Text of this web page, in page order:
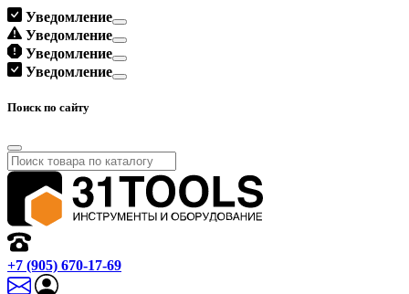
Уведомление
Уведомление
Уведомление
Уведомление
Поиск по сайту
+7 (905) 670-17-69